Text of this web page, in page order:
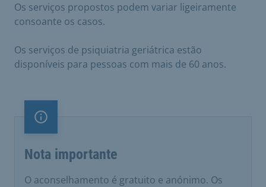
Os serviços propostos podem variar ligeiramente
consoante os casos.
Os serviços de psiquiatria geriátrica estão
disponíveis para pessoas com mais de 60 anos.
Nota importante
Nota importante
O aconselhamento é gratuito e anónimo. Os